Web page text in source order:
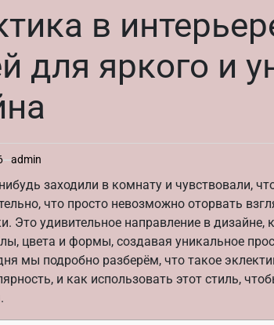
в
для яркого и
admin
заходили в комнату и чувствовали,
что просто невозможно оторвать
Это удивительное направление в
цвета и формы, создавая уникальное
мы подробно разберём, что такое
и как использовать этот стиль,